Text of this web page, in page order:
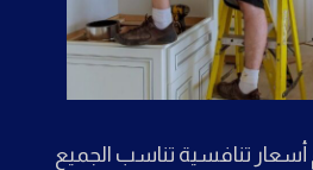
أسعار تنافسية تناسب الجميع